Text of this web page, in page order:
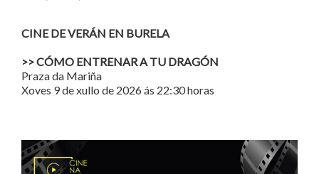
CINE DE VERÁN EN BURELA
>> CÓMO ENTRENAR A TU DRAGÓN
Praza da Mariña
Xoves 9 de xullo de 2026 ás 22:30 horas